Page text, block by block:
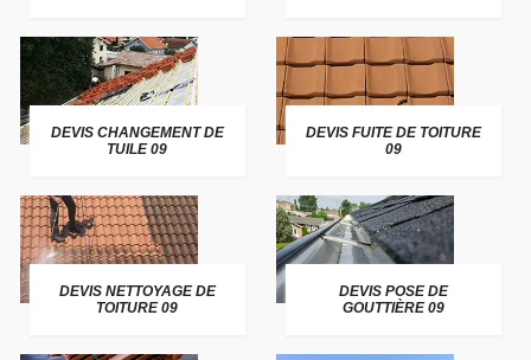
DEVIS CHANGEMENT DE
TUILE 09
DEVIS FUITE DE TOITURE
09
DEVIS NETTOYAGE DE
TOITURE 09
DEVIS POSE DE
GOUTTIÈRE 09